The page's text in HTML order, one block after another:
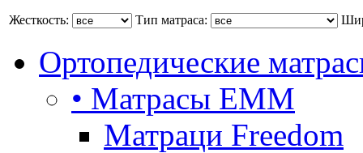
Жесткость: Тип матраса:
Ортопедические
• Матрасы ЕММ
Матраци Freedom